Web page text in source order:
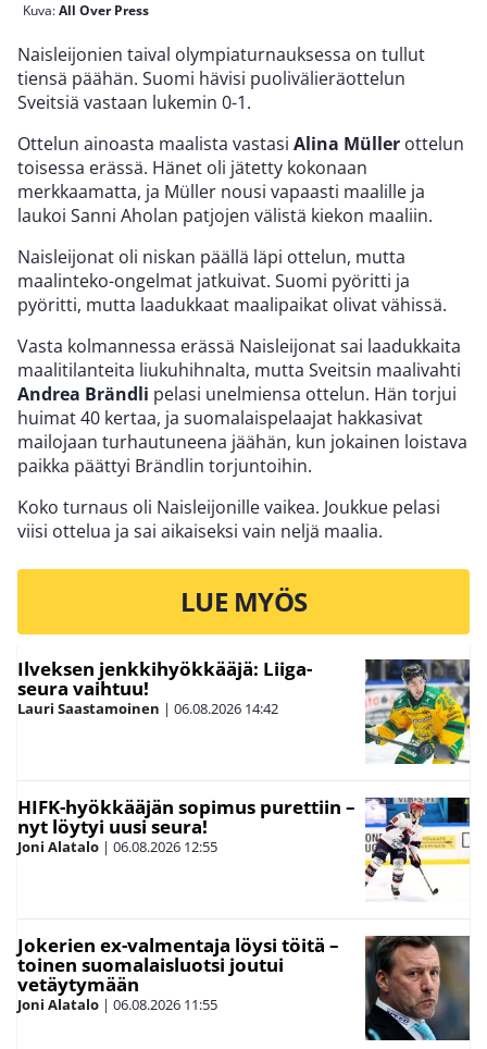
Kuva:All Over Press
Naisleijonien taival olympiaturnauksessa on tullut
tiensä päähän. Suomi hävisi puolivälieräottelun
Sveitsiä vastaan lukemin 0-1.
Ottelun ainoasta maalista vastasi Alina Müller ottelun
toisessa erässä. Hänet oli jätetty kokonaan
merkkaamatta, ja Müller nousi vapaasti maalille ja
laukoi Sanni Aholan patjojen välistä kiekon maaliin.
Naisleijonat oli niskan päällä läpi ottelun, mutta
maalinteko-ongelmat jatkuivat. Suomi pyöritti ja
pyöritti, mutta laadukkaat maalipaikat olivat vähissä.
Vasta kolmannessa erässä Naisleijonat sai laadukkaita
maalitilanteita liukuhihnalta, mutta Sveitsin maalivahti
Andrea Brändli pelasi unelmiensa ottelun. Hän torjui
huimat 40 kertaa, ja suomalaispelaajat hakkasivat
mailojaan turhautuneena jäähän, kun jokainen loistava
paikka päättyi Brändlin torjuntoihin.
Koko turnaus oli Naisleijonille vaikea. Joukkue pelasi
viisi ottelua ja sai aikaiseksi vain neljä maalia.
LUE MYÖS
Ilveksen jenkkihyökkääjä: Liiga-
seura vaihtuu!
Lauri Saastamoinen | 06.08.2026 14:42
HIFK-hyökkääjän sopimus purettiin –
nyt löytyi uusi seura!
Joni Alatalo | 06.08.2026 12:55
Jokerien ex-valmentaja löysi töitä –
toinen suomalaisluotsi joutui
vetäytymään
Joni Alatalo | 06.08.2026 11:55